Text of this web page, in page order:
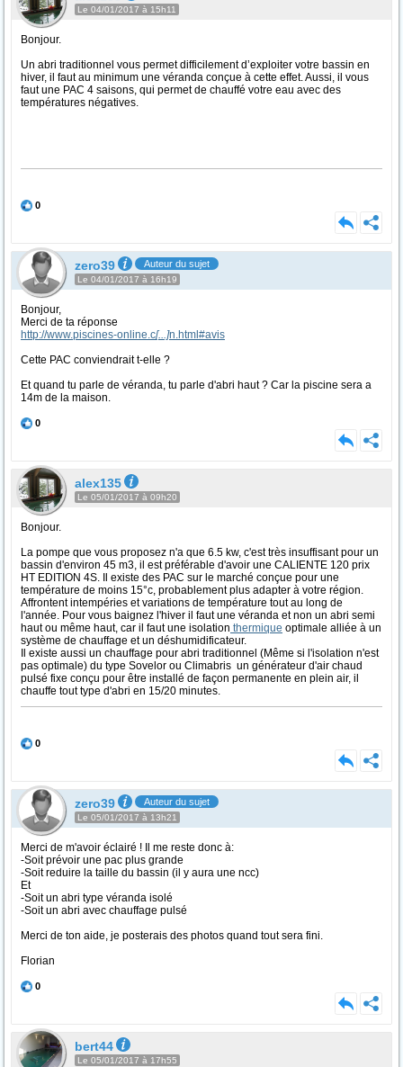
Le 04/01/2017 à 15h11
Bonjour.
Un abri traditionnel vous permet difficilement d’exploiter votre bassin en
hiver, il faut au minimum une véranda conçue à cette effet. Aussi, il vous
faut une PAC 4 saisons, qui permet de chauffé votre eau avec des
températures négatives.
0
zero39 Auteur du sujet
Le 04/01/2017 à 16h19
Bonjour,
Merci de ta réponse
http://www.piscines-online.c[...]n.html#avis
Cette PAC conviendrait t-elle ?
Et quand tu parle de véranda, tu parle d'abri haut ? Car la piscine sera a
14m de la maison.
0
alex135
Le 05/01/2017 à 09h20
Bonjour.
La pompe que vous proposez n'a que 6.5 kw, c'est très insuffisant pour un
bassin d'environ 45 m3, il est préférable d'avoir une CALIENTE 120 prix
HT EDITION 4S. Il existe des PAC sur le marché conçue pour une
température de moins 15°c, probablement plus adapter à votre région.
Affrontent intempéries et variations de température tout au long de
l'année. Pour vous baignez l'hiver il faut une véranda et non un abri semi
haut ou même haut, car il faut une isolation thermique optimale alliée à un
système de chauffage et un déshumidificateur.
Il existe aussi un chauffage pour abri traditionnel (Même si l'isolation n'est
pas optimale) du type Sovelor ou Climabris un générateur d'air chaud
pulsé fixe conçu pour être installé de façon permanente en plein air, il
chauffe tout type d'abri en 15/20 minutes.
0
zero39 Auteur du sujet
Le 05/01/2017 à 13h21
Merci de m'avoir éclairé ! Il me reste donc à:
-Soit prévoir une pac plus grande
-Soit reduire la taille du bassin (il y aura une ncc)
Et
-Soit un abri type véranda isolé
-Soit un abri avec chauffage pulsé
Merci de ton aide, je posterais des photos quand tout sera fini.
Florian
0
bert44
Le 05/01/2017 à 17h55